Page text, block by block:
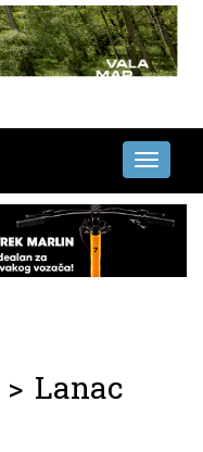
Toggle
> Lanac